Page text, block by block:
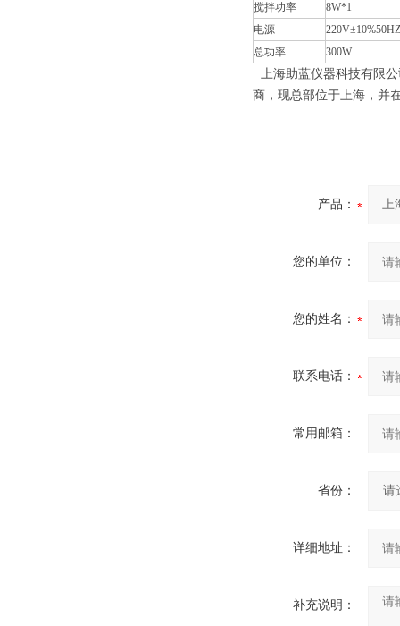
搅拌功率
8W*1
电源
220V±10%50HZ
总功率
300W
上海助蓝仪器科技有限
商，现总部位于上海，并
产品：
您的单位：
您的姓名：
联系电话：
常用邮箱：
省份：
详细地址：
补充说明：